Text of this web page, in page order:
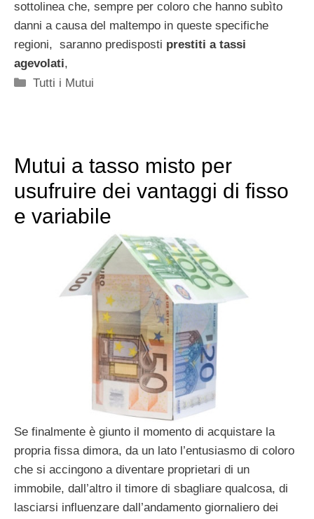
sottolinea che, sempre per coloro che hanno subìto
danni a causa del maltempo in queste specifiche
regioni, saranno predisposti prestiti a tassi
agevolati,
Categorie
Tutti i Mutui
Mutui a tasso misto per
usufruire dei vantaggi di fisso
e variabile
Se finalmente è giunto il momento di acquistare la
propria fissa dimora, da un lato l’entusiasmo di coloro
che si accingono a diventare proprietari di un
immobile, dall’altro il timore di sbagliare qualcosa, di
lasciarsi influenzare dall’andamento giornaliero dei